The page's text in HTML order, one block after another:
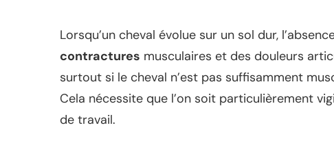
Lorsqu’un cheval évolue sur un sol dur,
contractures musculaires et des douleurs
surtout si le cheval n’est pas suffisamment
Cela nécessite que l’on soit particulièrement
de travail.